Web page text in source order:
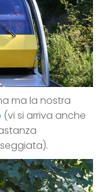
ma la nostra
(vi si arriva anche